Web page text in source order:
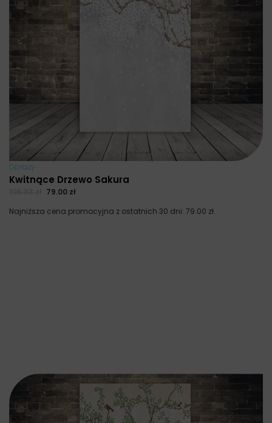
Obrazy
Kwitnące Drzewo Sakura
79.00 zł
Najniższa cena promocyjna z ostatnich 30 dni: 79.00 zł.